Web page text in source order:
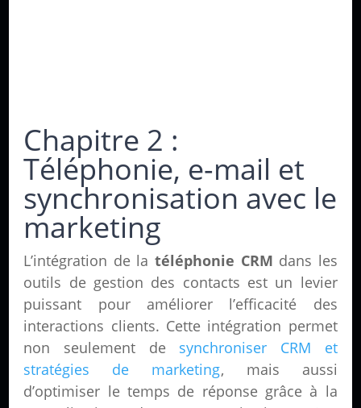
Chapitre 2 :
Téléphonie, e-mail et
synchronisation avec le
marketing
L’intégration de la téléphonie CRM dans les
outils de gestion des contacts est un levier
puissant pour améliorer l’efficacité des
interactions clients. Cette intégration permet
non seulement de synchroniser CRM et
stratégies de marketing, mais aussi
d’optimiser le temps de réponse grâce à la